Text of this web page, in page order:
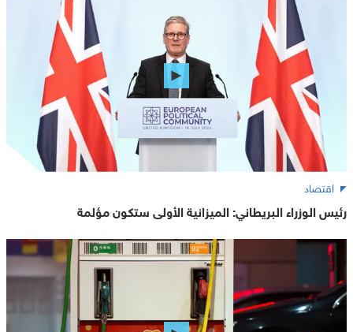
اقتصاد
رئيس الوزراء البريطاني: الميزانية الأولى ستكون مؤلمة